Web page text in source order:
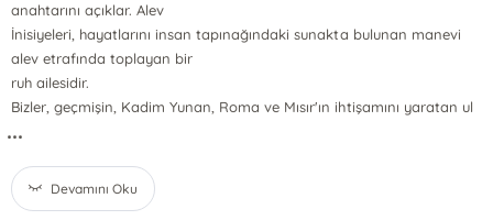
anahtarını açıklar. Alev
İnisiyeleri, hayatlarını insan tapınağındaki sunakta bulunan manevi
alev etrafında toplayan bir
ruh ailesidir.
Bizler, geçmişin, Kadim Yunan, Roma ve Mısır'ın ihtişamını yaratan ul
...
Devamını Oku